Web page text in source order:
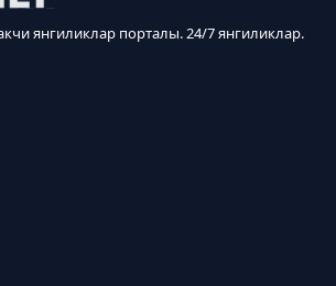
янгиликлар порталы. 24/7 янгиликлар.